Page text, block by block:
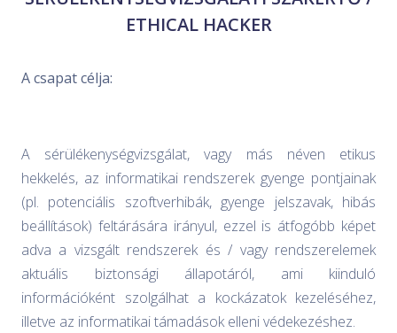
ETHICAL HACKER
A csapat célja:
A sérülékenységvizsgálat, vagy más néven etikus
hekkelés, az informatikai rendszerek gyenge pontjainak
(pl. potenciális szoftverhibák, gyenge jelszavak, hibás
beállítások) feltárására irányul, ezzel is átfogóbb képet
adva a vizsgált rendszerek és / vagy rendszerelemek
aktuális biztonsági állapotáról, ami kiinduló
információként szolgálhat a kockázatok kezeléséhez,
illetve az informatikai támadások elleni védekezéshez.